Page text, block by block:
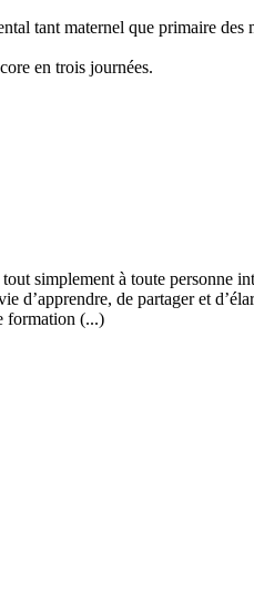
tant maternel que primaire
en trois journées.
simplement à toute personne
de partager et
formation (...)